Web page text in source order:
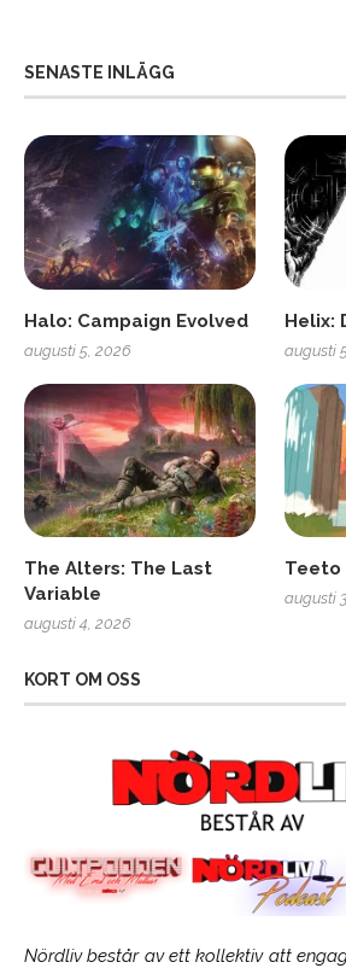
SENASTE INLÄGG
Halo: Campaign Evolved
augusti 5, 2026
Helix:
augusti
The Alters: The Last
Variable
augusti 4, 2026
Teeto
augusti
KORT OM OSS
Nördliv består av ett kollektiv att